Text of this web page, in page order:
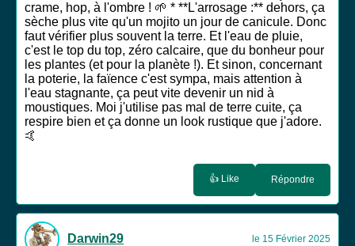
crame, hop, à l'ombre ! 🌱 * **L'arrosage :** dehors, ça
sèche plus vite qu'un mojito un jour de canicule. Donc
faut vérifier plus souvent la terre. Et l'eau de pluie,
c'est le top du top, zéro calcaire, que du bonheur pour
les plantes (et pour la planète !). Et sinon, concernant
la poterie, la faïence c'est sympa, mais attention à
l'eau stagnante, ça peut vite devenir un nid à
moustiques. Moi j'utilise pas mal de terre cuite, ça
respire bien et ça donne un look rustique que j'adore.
🤙
👍 Like Répondre
Darwin29 le 15 Février 2025